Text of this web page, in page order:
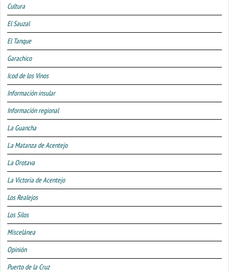
Cultura
El Sauzal
El Tanque
Garachico
Icod de los Vinos
Información insular
Información regional
La Guancha
La Matanza de Acentejo
La Orotava
La Victoria de Acentejo
Los Realejos
Los Silos
Miscelánea
Opinión
Puerto de la Cruz